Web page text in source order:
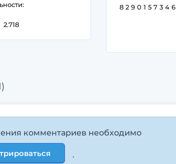
8 2 9 0 1 5 7 3 4 6
комментариев необходимо
.